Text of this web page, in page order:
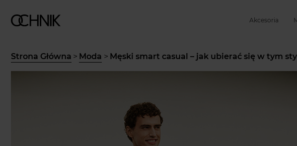
Akcesoria
Strona Główna > Moda > Męski smart casual – jak ubierać się w tym